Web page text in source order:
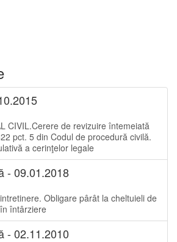
CIVIL.Cerere de revizuire întemeiată
pct. 5 din Codul de procedură civilă.
a cerinţelor legale
- 09.01.2018
Obligare pârât la cheltuieli de
întârziere
- 02.11.2010